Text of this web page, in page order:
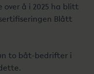
over å i 2025 ha blitt
Blått
to båt-bedrifter i